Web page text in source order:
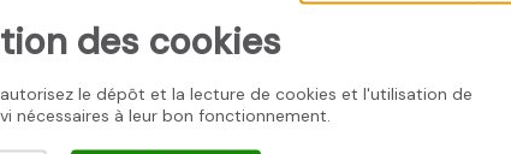
des cookies
le dépôt et la lecture de cookies et l'utilisation de
nécessaires à leur bon fonctionnement.